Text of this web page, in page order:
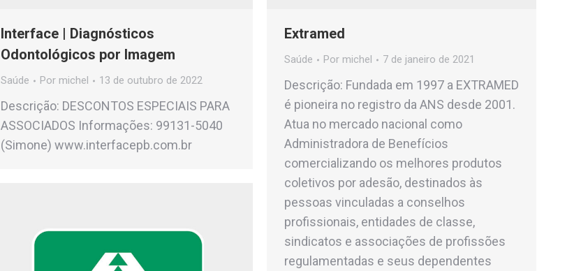
Interface | Diagnósticos
Odontológicos por Imagem
Saúde Por michel 13 de outubro de 2022
Descrição: DESCONTOS ESPECIAIS PARA
ASSOCIADOS Informações: 99131-5040
(Simone) www.interfacepb.com.br
Extramed
Saúde Por michel 7 de janeiro de 2021
Descrição: Fundada em 1997 a EXTRAMED
é pioneira no registro da ANS desde 2001.
Atua no mercado nacional como
Administradora de Benefícios
comercializando os melhores produtos
coletivos por adesão, destinados às
pessoas vinculadas a conselhos
profissionais, entidades de classe,
sindicatos e associações de profissões
regulamentadas e seus dependentes